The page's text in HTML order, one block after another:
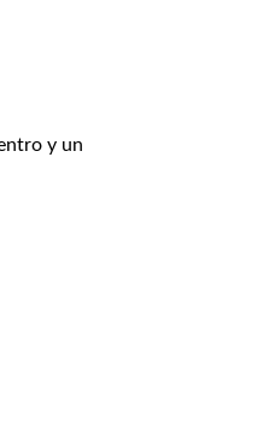
y un